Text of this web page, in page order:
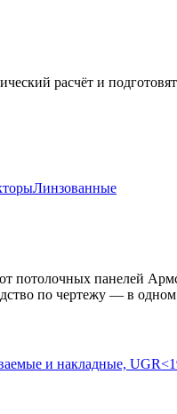
расчёт и
Линзованные
потолочных панелей
по чертежу — в одном
и накладные,